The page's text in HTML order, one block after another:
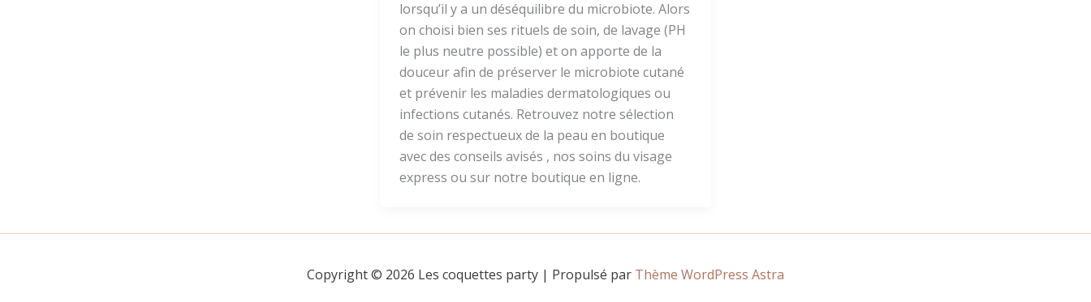
lorsqu’il y a un déséquilibre du microbiote. Alors
on choisi bien ses rituels de soin, de lavage (PH
le plus neutre possible) et on apporte de la
douceur afin de préserver le microbiote cutané
et prévenir les maladies dermatologiques ou
infections cutanés. Retrouvez notre sélection
de soin respectueux de la peau en boutique
avec des conseils avisés , nos soins du visage
express ou sur notre boutique en ligne.
Copyright © 2026 Les coquettes party | Propulsé par Thème WordPress Astra